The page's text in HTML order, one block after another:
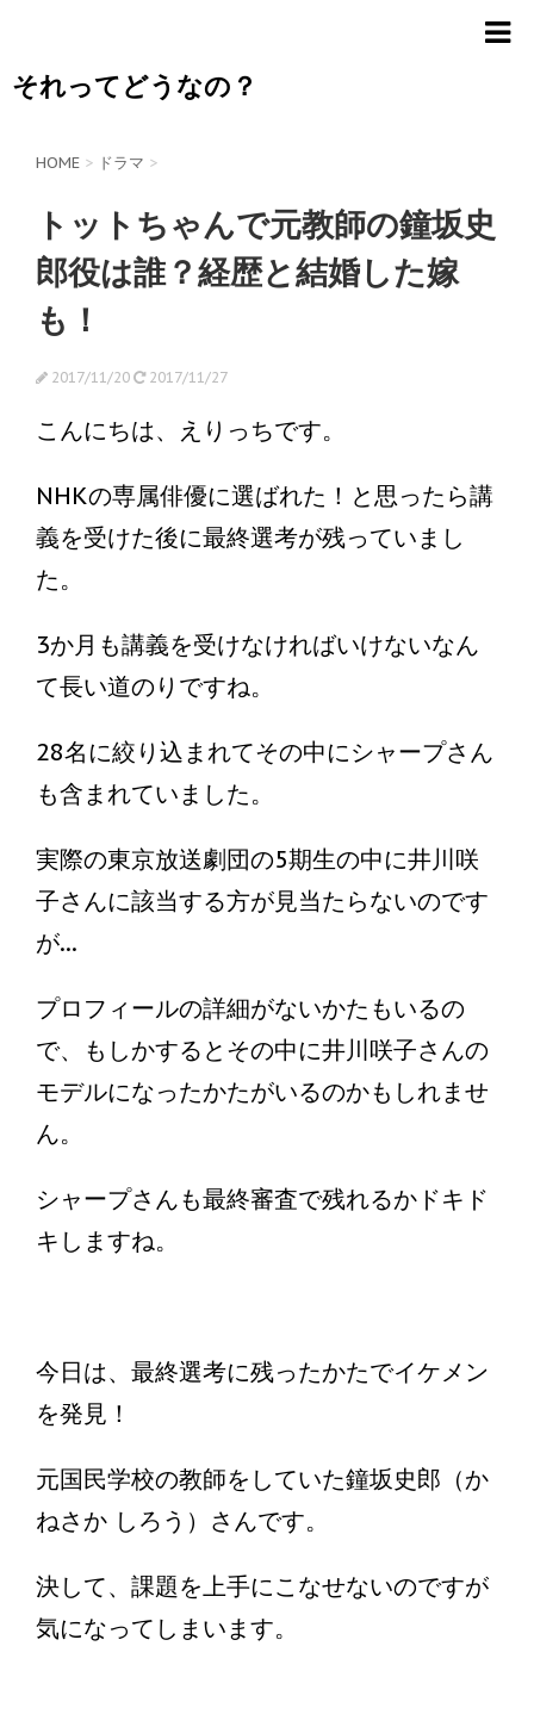
それってどうなの？
HOME > ドラマ >
トットちゃんで元教師の鐘坂史
郎役は誰？経歴と結婚した嫁
も！
2017/11/20 2017/11/27
こんにちは、えりっちです。
NHKの専属俳優に選ばれた！と思ったら講
義を受けた後に最終選考が残っていまし
た。
3か月も講義を受けなければいけないなん
て長い道のりですね。
28名に絞り込まれてその中にシャープさん
も含まれていました。
実際の東京放送劇団の5期生の中に井川咲
子さんに該当する方が見当たらないのです
が...
プロフィールの詳細がないかたもいるの
で、もしかするとその中に井川咲子さんの
モデルになったかたがいるのかもしれませ
ん。
シャープさんも最終審査で残れるかドキド
キしますね。
今日は、最終選考に残ったかたでイケメン
を発見！
元国民学校の教師をしていた鐘坂史郎（か
ねさか しろう）さんです。
決して、課題を上手にこなせないのですが
気になってしまいます。